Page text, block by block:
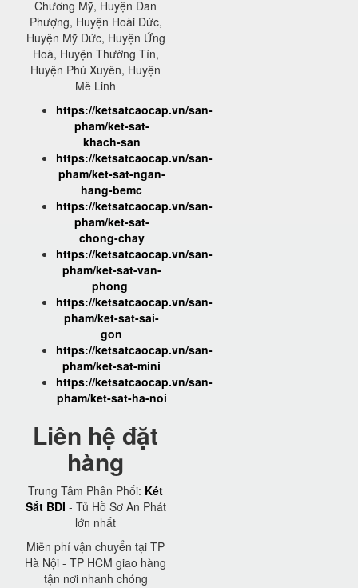
Chương Mỹ, Huyện Đan
Phượng, Huyện Hoài Đức,
Huyện Mỹ Đức, Huyện Ứng
Hoà, Huyện Thường Tín,
Huyện Phú Xuyên, Huyện
Mê Linh
https://ketsatcaocap.vn/san-
pham/ket-sat-
khach-san
https://ketsatcaocap.vn/san-
pham/ket-sat-ngan-
hang-bemc
https://ketsatcaocap.vn/san-
pham/ket-sat-
chong-chay
https://ketsatcaocap.vn/san-
pham/ket-sat-van-
phong
https://ketsatcaocap.vn/san-
pham/ket-sat-sai-
gon
https://ketsatcaocap.vn/san-
pham/ket-sat-mini
https://ketsatcaocap.vn/san-
pham/ket-sat-ha-noi
Liên hệ đặt
hàng
Trung Tâm Phân Phối: Két
Sắt BDI - Tủ Hồ Sơ An Phát
lớn nhất
Miễn phí vận chuyển tại TP
Hà Nội - TP HCM giao hàng
tận nơi nhanh chóng